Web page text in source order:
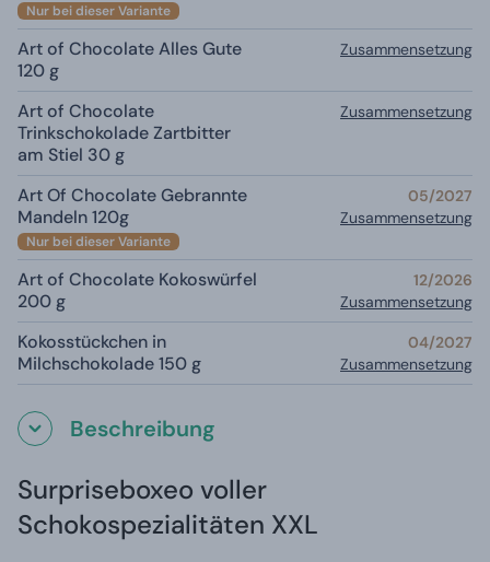
Nur bei dieser Variante
Art of Chocolate Alles Gute
120 g
Zusammensetzung
Art of Chocolate
Trinkschokolade Zartbitter
am Stiel 30 g
Zusammensetzung
Art Of Chocolate Gebrannte
Mandeln 120g
Nur bei dieser Variante
05/2027
Zusammensetzung
Art of Chocolate Kokoswürfel
200 g
12/2026
Zusammensetzung
Kokosstückchen in
Milchschokolade 150 g
04/2027
Zusammensetzung
Beschreibung
Surpriseboxeo voller
Schokospezialitäten XXL